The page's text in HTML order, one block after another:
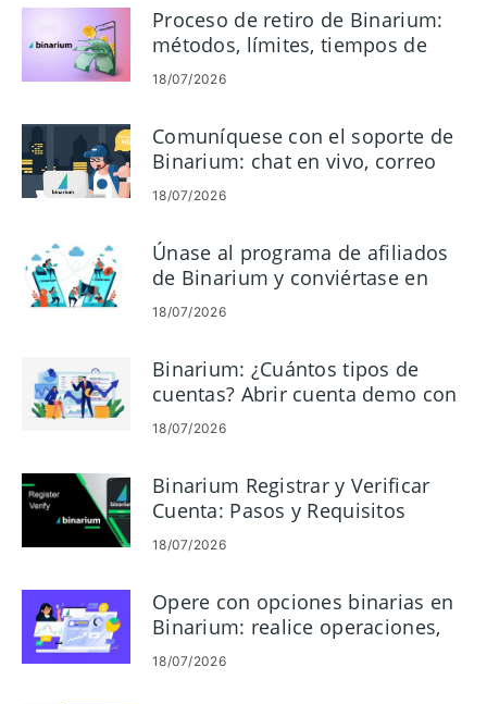
Proceso de retiro de Binarium:
métodos, límites, tiempos de
pago
18/07/2026
Comuníquese con el soporte de
Binarium: chat en vivo, correo
electrónico y teléfono
18/07/2026
Únase al programa de afiliados
de Binarium y conviértase en
socio
18/07/2026
Binarium: ¿Cuántos tipos de
cuentas? Abrir cuenta demo con
$10,000
18/07/2026
Binarium Registrar y Verificar
Cuenta: Pasos y Requisitos
18/07/2026
Opere con opciones binarias en
Binarium: realice operaciones,
lea gráficos, administre el riesgo
18/07/2026